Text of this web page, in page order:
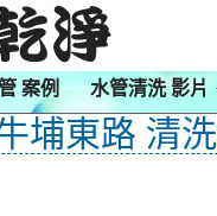
案例 水管清洗 影片
埔東路 清